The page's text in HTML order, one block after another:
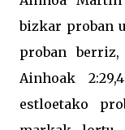
bizkar proban
proban
Ainhoak
estloetako